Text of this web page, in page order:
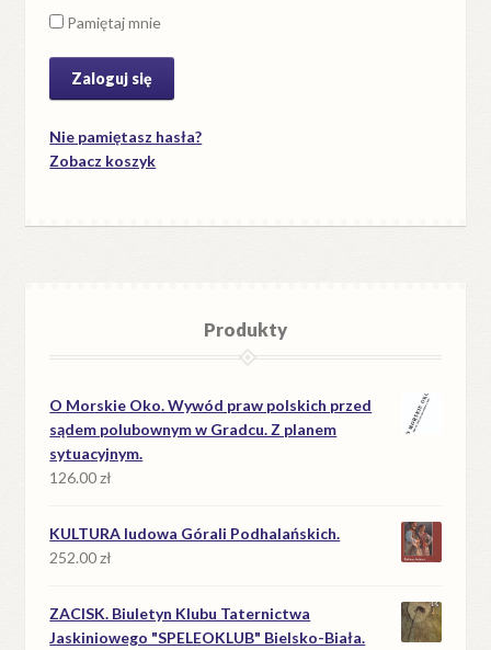
Pamiętaj mnie
Nie pamiętasz hasła?
Zobacz koszyk
Produkty
O Morskie Oko. Wywód praw polskich przed
sądem polubownym w Gradcu. Z planem
sytuacyjnym.
126.00zł
KULTURA ludowa Górali Podhalańskich.
252.00zł
ZACISK. Biuletyn Klubu Taternictwa
Jaskiniowego "SPELEOKLUB" Bielsko-Biała.